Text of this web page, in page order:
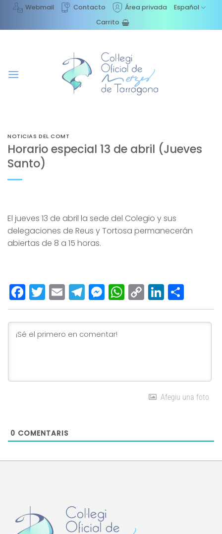
Saltar
contenido
Webmail Contacto Área privada
Español
Carrito
NOTICIAS DEL COMT
Horario especial 13 de abril (Jueves
Santo)
El jueves 13 de abril la sede del Colegio y sus
delegaciones de Reus y Tortosa permanecerán
abiertas de 8 a 15 horas.
Facebook
Twitter
EmailTelegram
Messenger
WhatsApp
Copy
Link
Afegiu una foto
0 COMENTARIS